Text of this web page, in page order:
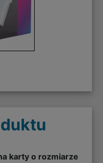
karty o rozmiarze